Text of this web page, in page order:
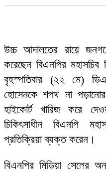
উচ্চ আদালতের রায়ে
করেছেন বিএনপির
বৃহস্পতিবার (২২ মে)
হোসেনকে শপথ না পড়ানোর
হাইকোর্ট খারিজ করে
চিকিৎসাধীন বিএনপি
প্রতিক্রিয়া ব্যক্ত করেন।
বিএনপির মিডিয়া সেলের